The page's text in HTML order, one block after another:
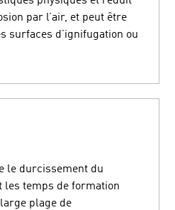
par l’air, et peut être
surfaces d’ignifugation ou
le durcissement du
les temps de formation
plage de